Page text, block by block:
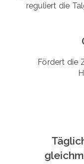
reguliert die
Fördert die